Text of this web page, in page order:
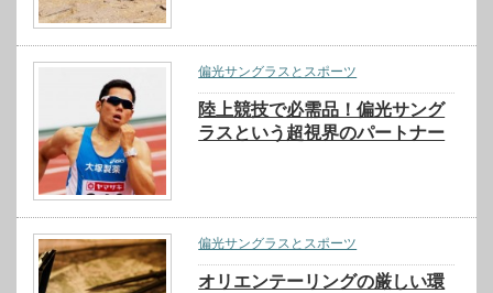
偏光サングラスとスポーツ
陸上競技で必需品！偏光サング
ラスという超視界のパートナー
偏光サングラスとスポーツ
オリエンテーリングの厳しい環